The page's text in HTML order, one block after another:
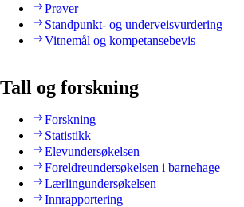
Prøver
Standpunkt- og underveisvurdering
Vitnemål og kompetansebevis
Tall og forskning
Forskning
Statistikk
Elevundersøkelsen
Foreldreundersøkelsen i barnehage
Lærlingundersøkelsen
Innrapportering